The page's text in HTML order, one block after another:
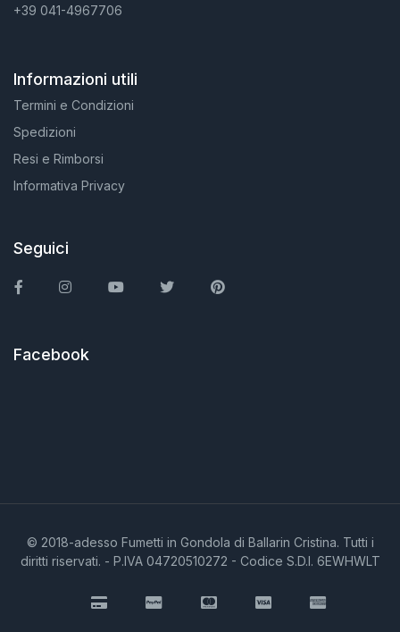
+39 041-4967706
Informazioni utili
Termini e Condizioni
Spedizioni
Resi e Rimborsi
Informativa Privacy
Seguici
FacebookInstagramYou TubeTwitter Pinterest
Facebook
© 2018-adesso Fumetti in Gondola di Ballarin Cristina. Tutti i
diritti riservati. - P.IVA 04720510272 - Codice S.D.I. 6EWHWLT